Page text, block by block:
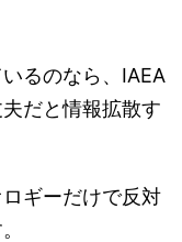
るのなら、IAEA
だと情報拡散す
ギーだけで反対